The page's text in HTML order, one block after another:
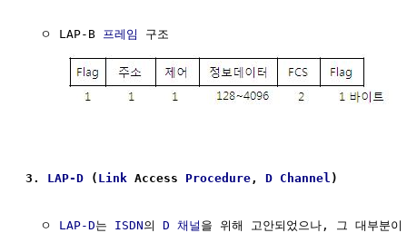
  ㅇ LAP-B
프레임 구조
3. LAP-D ( Link Access Procedure , D Channel )
  ㅇ
LAP-D는 ISDN의 D 채널 을 위해 고안되었으나, 그 대부분